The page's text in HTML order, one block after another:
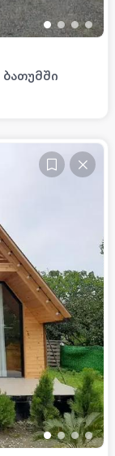
••••
ბათუმში
••••